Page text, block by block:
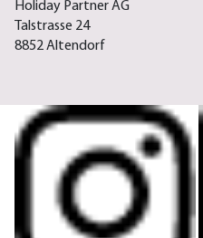
Holiday Partner AG
Talstrasse 24
8852 Altendorf